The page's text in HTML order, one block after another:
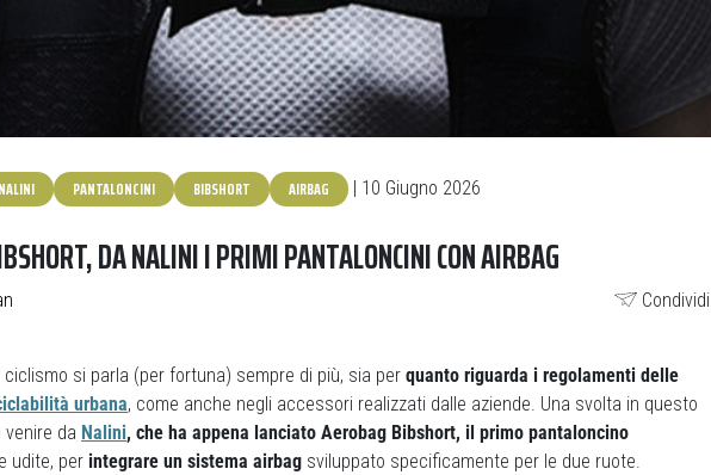
NALINI PANTALONCINI BIBSHORT AIRBAG | 10 Giugno 2026
DA NALINI I PRIMI PANTALONCINI CON AIRBAG
Condividi
ciclismo si parla (per fortuna) sempre di più, sia per quanto riguarda i regolamenti delle
urbana, come anche negli accessori realizzati dalle aziende. Una svolta in questo
da Nalini, che ha appena lanciato Aerobag Bibshort, il primo pantaloncino
udite, per integrare un sistema airbag sviluppato specificamente per le due ruote.